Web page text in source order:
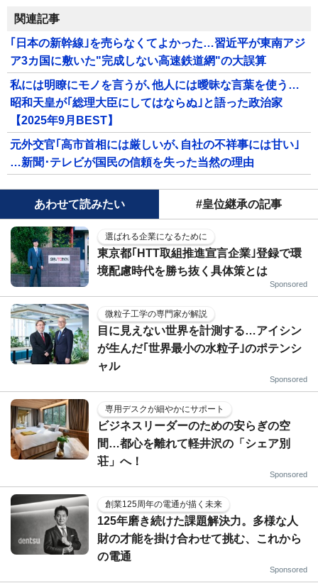
関連記事
｢日本の新幹線｣を売らなくてよかった…習近平が東南アジ
ア3カ国に敷いた"完成しない高速鉄道網"の大誤算
私には明瞭にモノを言うが､他人には曖昧な言葉を使う…
昭和天皇が｢総理大臣にしてはならぬ｣と語った政治家
【2025年9月BEST】
元外交官｢高市首相には厳しいが､自社の不祥事には甘い｣
…新聞･テレビが国民の信頼を失った当然の理由
あわせて読みたい #皇位継承の記事
選ばれる企業になるために
東京都｢HTT取組推進宣言企業｣登録で環
境配慮時代を勝ち抜く具体策とは
Sponsored
微粒子工学の専門家が解説
目に見えない世界を計測する…アイシン
が生んだ｢世界最小の水粒子｣のポテンシ
ャル
Sponsored
専用デスクが細やかにサポート
ビジネスリーダーのための安らぎの空
間…都心を離れて軽井沢の「シェア別
荘」へ！
Sponsored
創業125周年の電通が描く未来
125年磨き続けた課題解決力。多様な人
財の才能を掛け合わせて挑む、これから
の電通
Sponsored